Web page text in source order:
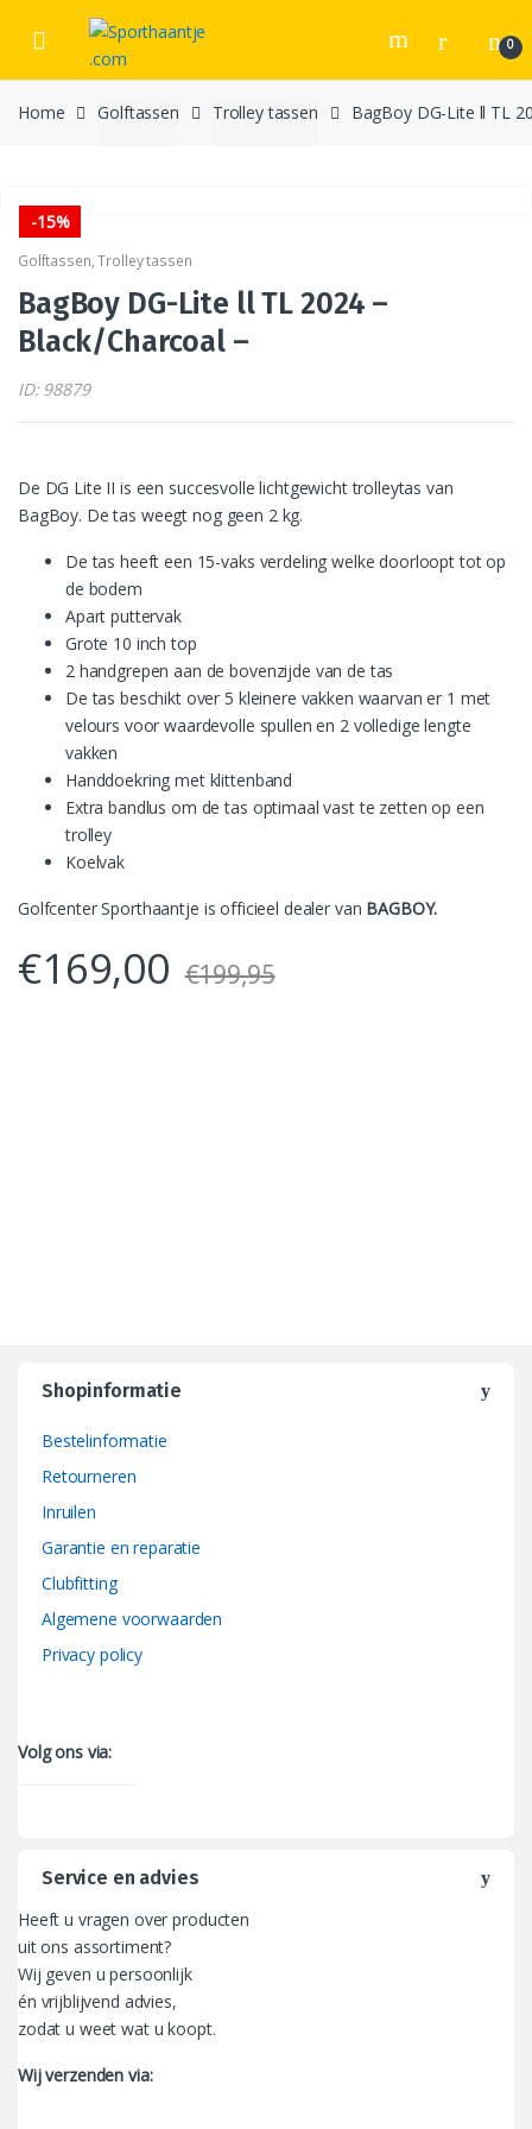
0
Home Golftassen Trolley tassen BagBoy DG-Lite ll TL
-15%
Golftassen,Trolley tassen
BagBoy DG-Lite ll TL 2024 –
Black/Charcoal –
ID: 98879
De DG Lite II is een succesvolle lichtgewicht trolleytas van
BagBoy. De tas weegt nog geen 2 kg.
De tas heeft een 15-vaks verdeling welke doorloopt tot op
de bodem
Apart puttervak
Grote 10 inch top
2 handgrepen aan de bovenzijde van de tas
De tas beschikt over 5 kleinere vakken waarvan er 1 met
velours voor waardevolle spullen en 2 volledige lengte
vakken
Handdoekring met klittenband
Extra bandlus om de tas optimaal vast te zetten op een
trolley
Koelvak
Golfcenter Sporthaantje is officieel dealer van BAGBOY.
€169,00 €199,95
Shopinformatie
Bestelinformatie
Retourneren
Inruilen
Garantie en reparatie
Clubfitting
Algemene voorwaarden
Privacy policy
Volg ons via:
Service en advies
Heeft u vragen over producten
uit ons assortiment?
Wij geven u persoonlijk
én vrijblijvend advies,
zodat u weet wat u koopt.
Wij verzenden via: